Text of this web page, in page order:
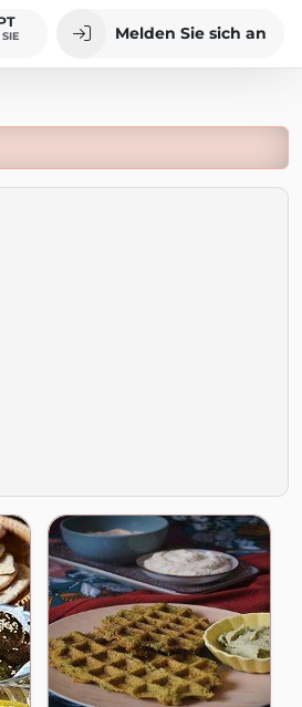
Melden Sie sich an